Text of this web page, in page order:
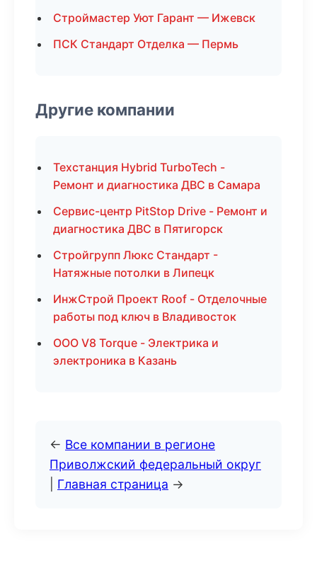
Строймастер Уют Гарант — Ижевск
ПСК Стандарт Отделка — Пермь
Другие компании
Техстанция Hybrid TurboTech -
Ремонт и диагностика ДВС в Самара
Сервис-центр PitStop Drive - Ремонт и
диагностика ДВС в Пятигорск
Стройгрупп Люкс Стандарт -
Натяжные потолки в Липецк
ИнжСтрой Проект Roof - Отделочные
работы под ключ в Владивосток
ООО V8 Torque - Электрика и
электроника в Казань
← Все компании в регионе
Приволжский федеральный округ
Главная страница →